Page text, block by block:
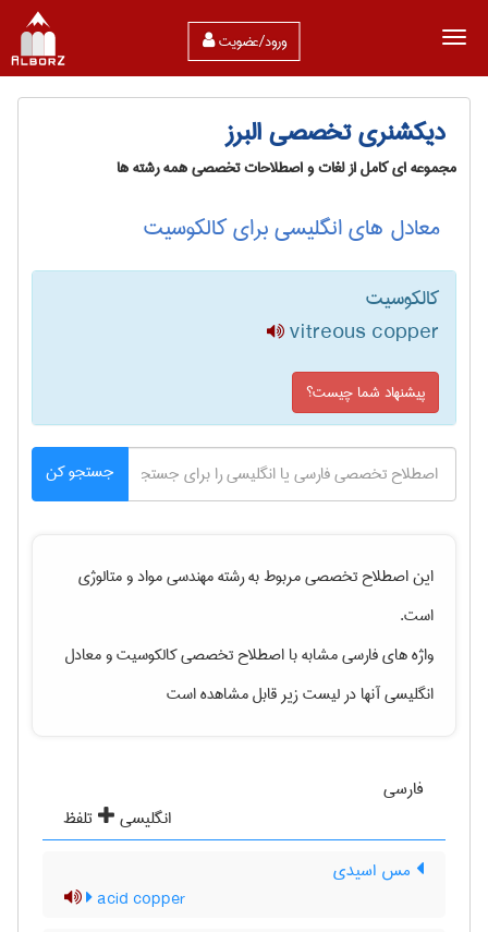
ورود/عضویت
دیکشنری تخصصی البرز
مجموعه ای کامل از لغات و اصطلاحات تخصصی همه رشته ها
معادل های انگلیسی برای کالکوسیت
کالکوسیت
vitreous copper
پیشنهاد شما چیست؟
جستجو کن
این اصطلاح تخصصی مربوط به رشتهمهندسی مواد و متالوژی
است.
واژه های فارسی مشابه با اصطلاح تخصصیکالکوسیتو معادل
انگلیسی آنها در لیست زیر قابل مشاهده است
فارسی
انگلیسی
تلفظ
مس اسیدی
acid copper